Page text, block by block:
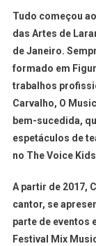
Tudo começou
das Artes de
de Janeiro.
formado em
trabalhos
Carvalho, O
bem-sucedida,
espetáculos de
no The Voice
A partir de 2017,
cantor, se
parte de eventos
Festival Mix